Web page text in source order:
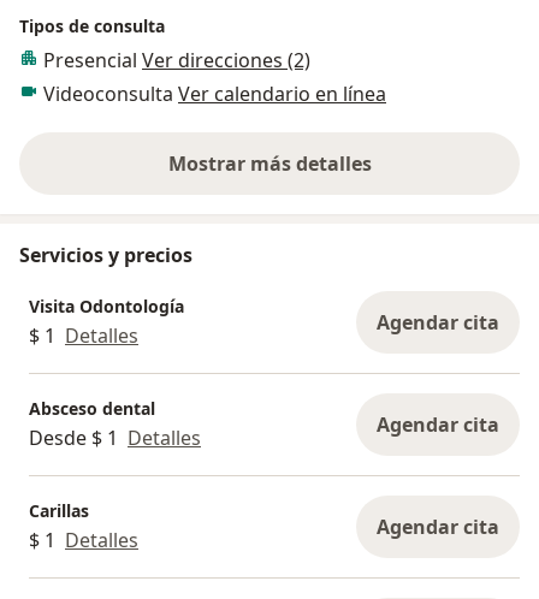
Tipos de consulta
Presencial Ver direcciones (2)
Videoconsulta Ver calendario en línea
Mostrar más detalles
sobre la experiencia
Servicios y precios
Visita Odontología
$ 1 Detalles Agendar cita
Absceso dental
Desde $ 1 Detalles Agendar cita
Carillas
$ 1 Detalles Agendar cita